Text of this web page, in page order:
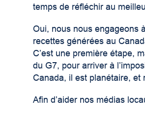
temps de réfléchir au
Oui, nous nous engageons
recettes générées au
C’est une première étape,
du G7, pour arriver à
Canada, il est planétaire, et
Afin d’aider nos médias